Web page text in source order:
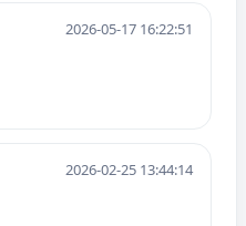
2026-05-17 16:22:51
2026-02-25 13:44:14